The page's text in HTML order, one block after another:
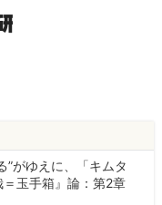
”がゆえに、「キムタ
玉手箱』論：第2章